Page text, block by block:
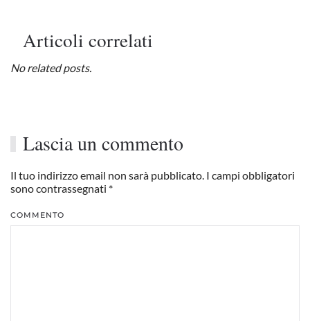
Articoli correlati
No related posts.
Lascia un commento
Il tuo indirizzo email non sarà pubblicato. I campi obbligatori
sono contrassegnati *
COMMENTO